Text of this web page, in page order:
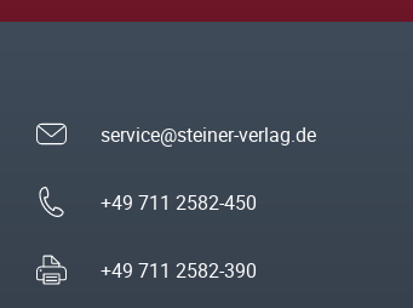
service@steiner-verlag.de
+49 711 2582-450
+49 711 2582-390